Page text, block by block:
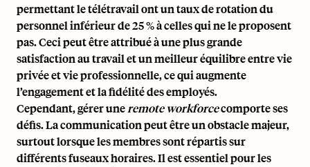
permettant le télétravail ont un taux de rotation du
personnel inférieur de 25 % à celles qui ne le proposent
pas. Ceci peut être attribué à une plus grande
satisfaction au travail et un meilleur équilibre entre vie
privée et vie professionnelle, ce qui augmente
l’engagement et la fidélité des employés.
Cependant, gérer uneremote workforcecomporte ses
défis. La communication peut être un obstacle majeur,
surtout lorsque les membres sont répartis sur
différents fuseaux horaires. Il est essentiel pour les